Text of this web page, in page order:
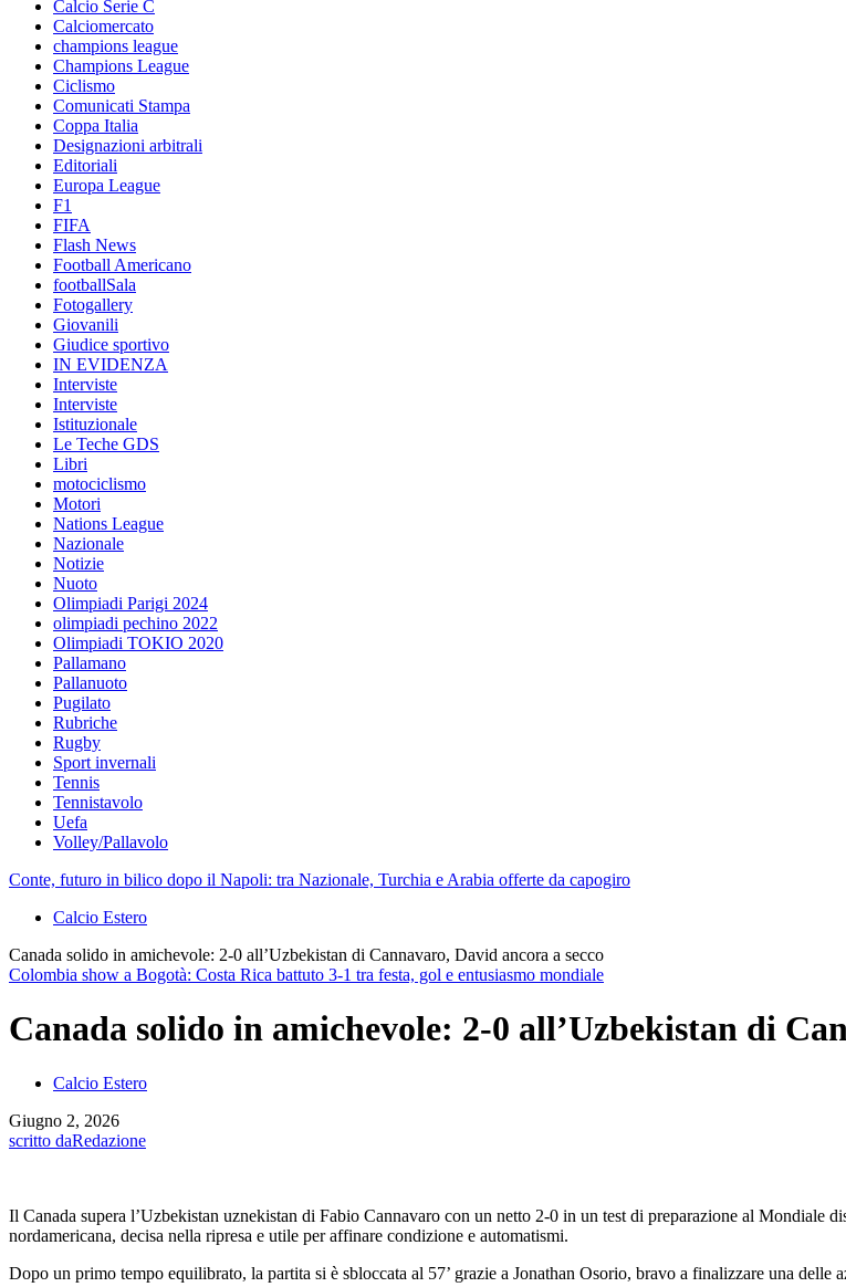
Calcio Serie C
Calciomercato
champions league
Champions League
Ciclismo
Comunicati Stampa
Coppa Italia
Designazioni arbitrali
Editoriali
Europa League
F1
FIFA
Flash News
Football Americano
footballSala
Fotogallery
Giovanili
Giudice sportivo
IN EVIDENZA
Interviste
Interviste
Istituzionale
Le Teche GDS
Libri
motociclismo
Motori
Nations League
Nazionale
Notizie
Nuoto
Olimpiadi Parigi 2024
olimpiadi pechino 2022
Olimpiadi TOKIO 2020
Pallamano
Pallanuoto
Pugilato
Rubriche
Rugby
Sport invernali
Tennis
Tennistavolo
Uefa
Volley/Pallavolo
Conte, futuro in bilico dopo il Napoli: tra Nazionale, Turchia e Arabia offerte da capogiro
Calcio Estero
Canada solido in amichevole: 2-0 all’Uzbekistan di Cannavaro, David ancora a secco
Colombia show a Bogotà: Costa Rica battuto 3-1 tra festa, gol e entusiasmo mondiale
Canada solido in amichevole: 2-0 all’Uzbekistan di
Calcio Estero
Giugno 2, 2026
scritto daRedazione
Il Canada supera l’Uzbekistan uznekistan di Fabio Cannavaro con un netto 2-0 in un test di preparazione al
nordamericana, decisa nella ripresa e utile per affinare condizione e automatismi.
Dopo un primo tempo equilibrato, la partita si è sbloccata al 57’ grazie a Jonathan Osorio, bravo a finalizzare una